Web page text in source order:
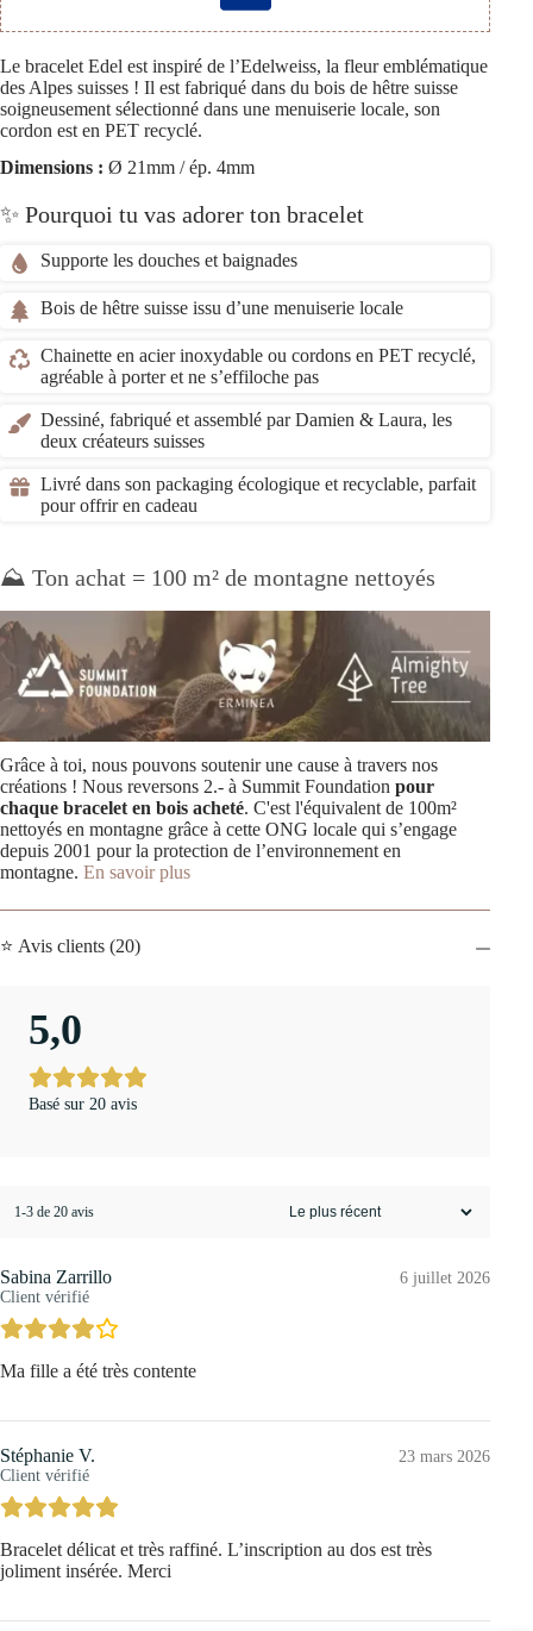
Le bracelet Edel est inspiré de l’Edelweiss, la fleur emblématique
des Alpes suisses ! Il est fabriqué dans du bois de hêtre suisse
soigneusement sélectionné dans une menuiserie locale, son
cordon est en PET recyclé.
Dimensions : Ø 21mm / ép. 4mm
✨ Pourquoi tu vas adorer ton bracelet
Supporte les douches et baignades
Bois de hêtre suisse issu d’une menuiserie locale
Chainette en acier inoxydable ou cordons en PET recyclé,
agréable à porter et ne s’effiloche pas
Dessiné, fabriqué et assemblé par Damien & Laura, les
deux créateurs suisses
Livré dans son packaging écologique et recyclable, parfait
pour offrir en cadeau
⛰️ Ton achat = 100 m² de montagne nettoyés
Grâce à toi, nous pouvons soutenir une cause à travers nos
créations ! Nous reversons 2.- à Summit Foundation pour
chaque bracelet en bois acheté. C'est l'équivalent de 100m²
nettoyés en montagne grâce à cette ONG locale qui s’engage
depuis 2001 pour la protection de l’environnement en
montagne. En savoir plus
⭐ Avis clients (20)
5,0
Basé sur 20 avis
1-3 de 20 avis
Sabina Zarrillo
Client vérifié
6 juillet 2026
Ma fille a été très contente
Stéphanie V.
Client vérifié
23 mars 2026
Bracelet délicat et très raffiné. L’inscription au dos est très
joliment insérée. Merci